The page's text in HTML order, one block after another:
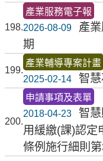
198
產業服務電子報
2026-08-09
產
期
199
產業輔導專案計畫
2025-02-14
智
200
申請事項及表單
2018-04-23
智
用緩繳(課)認定
條例施行細則